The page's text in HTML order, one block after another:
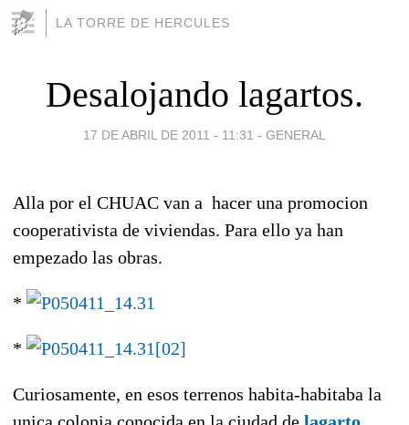
LA TORRE DE HERCULES
Desalojando lagartos.
17 DE ABRIL DE 2011 - 11:31 - GENERAL
Alla por el CHUAC van a hacer una promocion
cooperativista de viviendas. Para ello ya han
empezado las obras.
*
*
Curiosamente, en esos terrenos habita-habitaba la